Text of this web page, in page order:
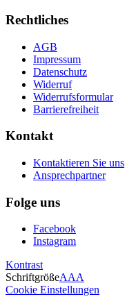
Rechtliches
AGB
Impressum
Datenschutz
Widerruf
Widerrufsformular
Barrierefreiheit
Kontakt
Kontaktieren Sie uns
Ansprechpartner
Folge uns
Facebook
Instagram
Kontrast
SchriftgrößeAAA
Cookie Einstellungen